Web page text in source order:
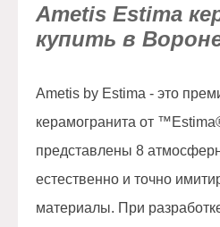
Ametis Estima
купить в
Ametis by Estima - это
керамогранита от
представлены 8
естественно и точно
материалы. При